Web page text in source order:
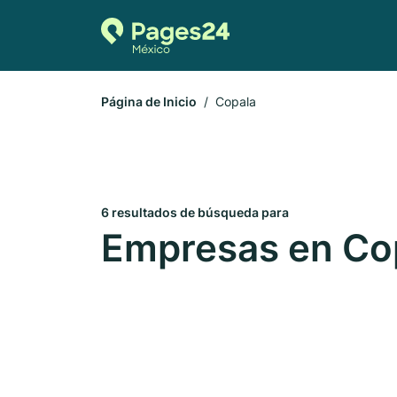
Página de Inicio Copala
6 resultados de búsqueda para
Empresas en